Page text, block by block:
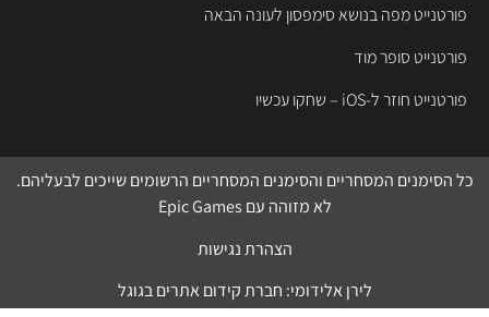
פורטנייט מפה בנושא סימפסון לעונה הבאה
פורטנייט סופר מוד
פורטנייט חוזר ל-iOS – שחקו עכשיו
כל הסימנים המסחריים והסימנים המסחריים הרשומים שייכים לבעליהם.
לא מזוהה עם Epic Games
הצהרת נגישות
לירן אלידומי: חברת קידום אתרים בגוגל